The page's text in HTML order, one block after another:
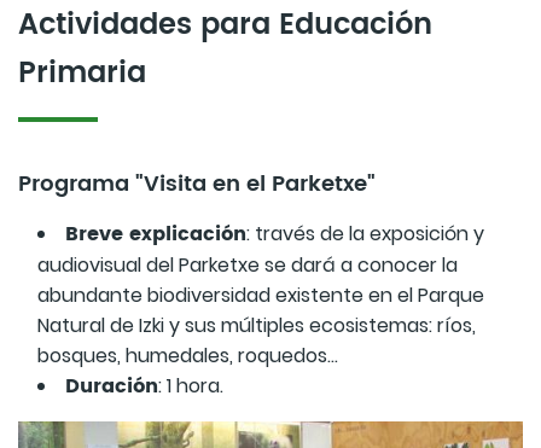
Actividades para Educación
Primaria
Programa "Visita en el Parketxe"
Breve explicación: través de la exposición y
audiovisual del Parketxe se dará a conocer la
abundante biodiversidad existente en el Parque
Natural de Izki y sus múltiples ecosistemas: ríos,
bosques, humedales, roquedos...
Duración: 1 hora.